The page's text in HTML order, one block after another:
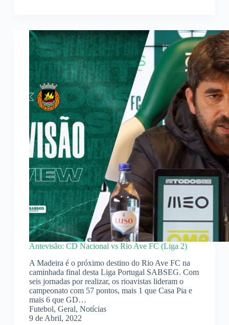
Antevisão: CD Nacional vs Rio Ave FC (Liga 2)
A Madeira é o próximo destino do Rio Ave FC na
caminhada final desta Liga Portugal SABSEG. Com
seis jornadas por realizar, os rioavistas lideram o
campeonato com 57 pontos, mais 1 que Casa Pia e
mais 6 que GD…
Futebol, Geral, Notícias
9 de Abril, 2022